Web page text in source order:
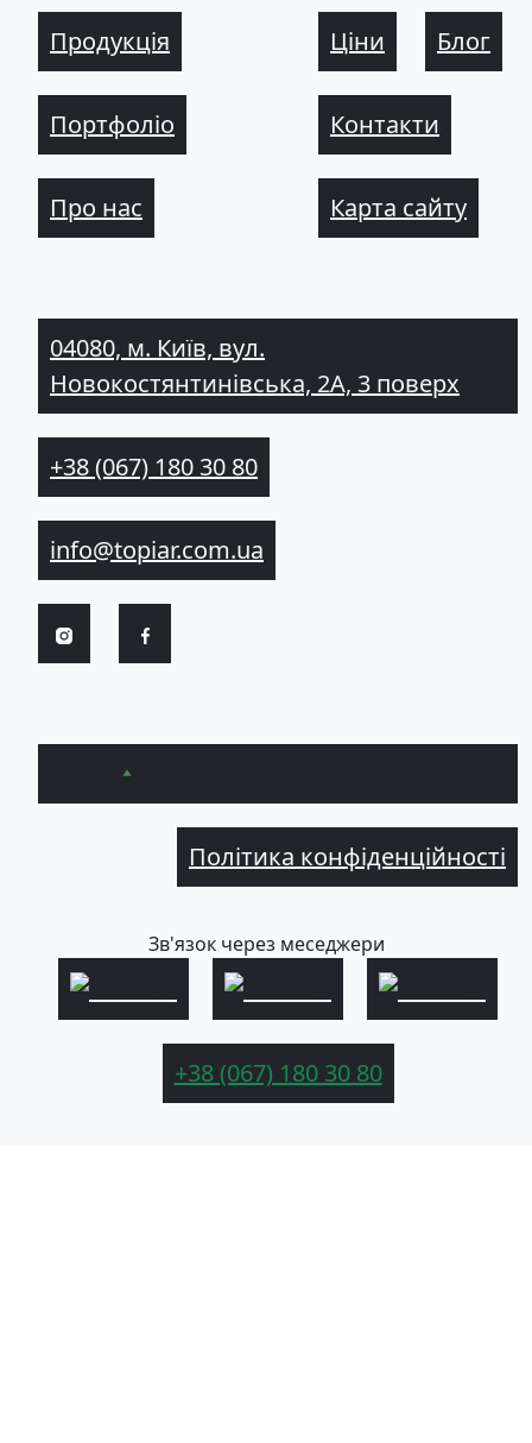
Продукція
Портфоліо
Про нас
Ціни Блог
Контакти
Карта сайту
04080, м. Київ, вул.
Новокостянтинівська, 2А, 3 поверх
+38 (067) 180 30 80
info@topiar.com.ua
Політика конфіденційності
Зв'язок через меседжери
+38 (067) 180 30 80